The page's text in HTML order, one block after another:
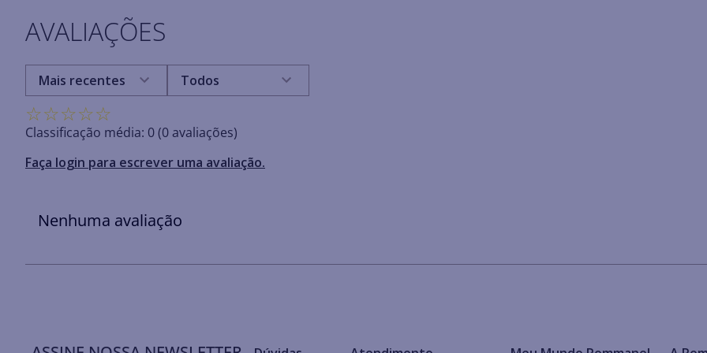
AVALIAÇÕES
☆☆☆☆☆
Classificação média: 0(0 avaliações)
Faça login para escrever uma avaliação.
Mais recentes Todos
Nenhuma avaliação